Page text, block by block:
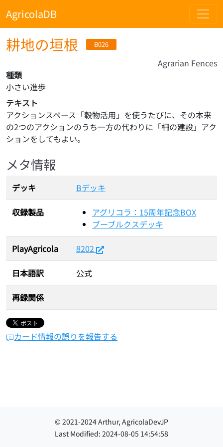
AgricolaDB
耕地の垣根 B026
Agrarian Fences
種類
小さい進歩
テキスト
アクションスペース「穀物活用」を使うたびに、その本来
の2つのアクションのうち一方の代わりに「柵の建設」アク
ションをしてもよい。
メタ情報
デッキ Bデッキ
収録製品
アグリコラ：15周年記念BOX
ブーブルクスデッキ
PlayAgricola 8202
日本語訳 公式
再録関係
カード情報の誤りを報告する
© 2021-2024Arthur, AgricolaDevJP
Last Modified: 2024-08-05 14:54:58